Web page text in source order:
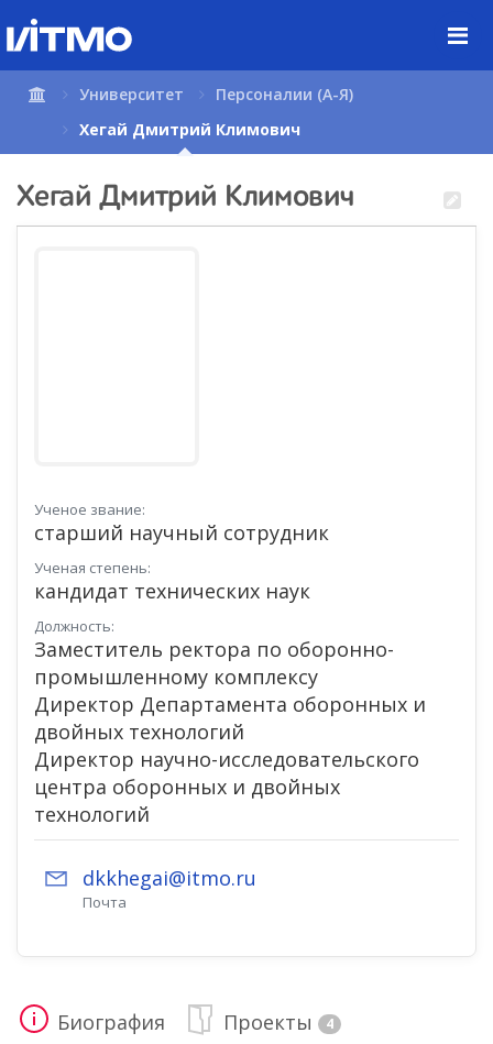
содержимому
страницы.
Университет
Персоналии (А-Я)
Хегай Дмитрий Климович
Хегай Дмитрий Климович
Ученое звание:
старший научный сотрудник
Ученая степень:
кандидат технических наук
Должность:
Заместитель ректора по оборонно-
промышленному комплексу
Директор Департамента оборонных и
двойных технологий
Директор научно-исследовательского
центра оборонных и двойных
технологий
dkkhegai@itmo.ru
Почта
Биография Проекты 4